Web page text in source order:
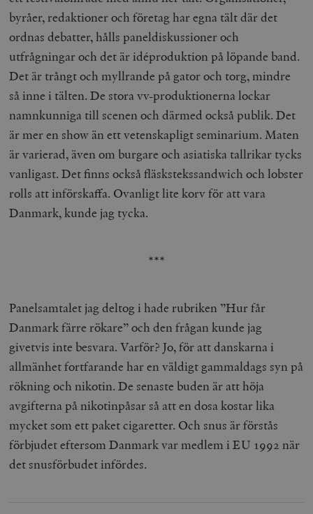
byråer, redaktioner och företag har egna tält där det
ordnas debatter, hålls paneldiskussioner och
utfrågningar och det är idéproduktion på löpande band.
Det är trångt och myllrande på gator och torg, mindre
så inne i tälten. De stora vv-produktionerna lockar
namnkunniga till scenen och därmed också publik. Det
är mer en show än ett vetenskapligt seminarium. Maten
är varierad, även om burgare och asiatiska tallrikar tycks
vanligast. Det finns också fläskstekssandwich och lobster
rolls att införskaffa. Ovanligt lite korv för att vara
Danmark, kunde jag tycka.
***
Panelsamtalet jag deltog i hade rubriken ”Hur får
Danmark färre rökare” och den frågan kunde jag
givetvis inte besvara. Varför? Jo, för att danskarna i
allmänhet fortfarande har en väldigt gammaldags syn på
rökning och nikotin. De senaste buden är att höja
avgifterna på nikotinpåsar så att en dosa kostar lika
mycket som ett paket cigaretter. Och snus är förstås
förbjudet eftersom Danmark var medlem i EU 1992 när
det snusförbudet infördes.